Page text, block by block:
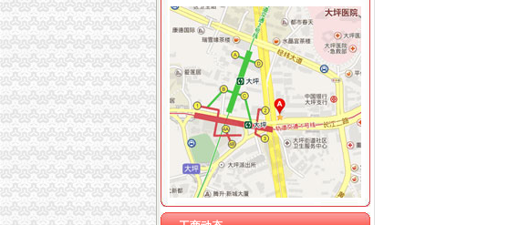
重庆卿倾商贸有限责任公司 渝江100万 （工商注册）
重庆国洪体育设施有限公司
重庆星竣贸易有限责任公司 渝中100万 （进出口权）
重庆海谛升进出口贸易有限公司 渝北100万 （进出口权）
重庆奕欣锦诚商贸有限公司 渝九50万 （工商注册）
重庆信同广告有限公司 渝沙50万 （工商注册）
重庆三虹房地产营销策划有限公司
重庆宝鹰汽车销售有限公司
重庆分公司注销
顶呱呱律咨询注销公司的流程和咨询电话是什么-91股票网
重庆百货子公司或遭合同诈骗涉案金额达5591万元-新闻频道-和讯网
利宝保险大事记-利宝保险有限公司|来自美国的百年保险品牌世界
同一家公司下的两个分公司资产进行置换,房屋在过户中要交税吗--
2016年】中国石化工程建设有限公司重庆石油分公司分析化验室家具及
公司注销后原股东的律责任-律快车公司
重庆市国有资产监督管理委员会
重庆精诚装饰,精诚兴业装饰公司（工商已经注销）欢迎你
成都同德福合川桃片有限公司诉重庆市合川区同德福桃片有限公司、